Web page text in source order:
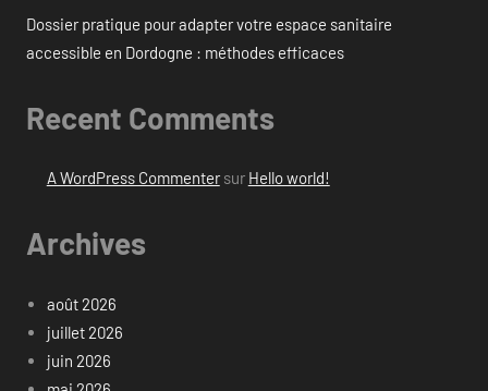
Dossier pratique pour adapter votre espace sanitaire
accessible en Dordogne : méthodes efficaces
Recent Comments
A WordPress Commentersur Hello world!
Archives
août 2026
juillet 2026
juin 2026